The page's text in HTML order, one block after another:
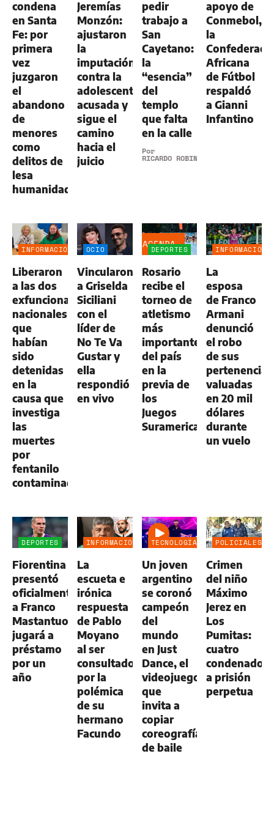
condena
en Santa
Fe: por
primera
vez
juzgaron
el
abandono
de
menores
como
delitos de
lesa
humanidad
Jeremías
Monzón:
ajustaron
la
imputación
contra la
adolescente
acusada y
sigue el
camino
hacia el
juicio
pedir
trabajo a
San
Cayetano:
la
“esencia”
del
templo
que falta
en la calle
Por
RICARDO ROBINS
apoyo de
Conmebol,
la
Africana
de Fútbol
respaldó
a Gianni
Infantino
INFORMACIÓN
Liberaron
a las dos
exfuncionarias
nacionales
que
habían
sido
detenidas
en la
causa que
investiga
las
muertes
por
fentanilo
contaminado
OCIO
Vincularon
a Griselda
Siciliani
con el
líder de
No Te Va
Gustar y
ella
respondió
en vivo
DEPORTES
AGENDA
Rosario
recibe el
torneo de
atletismo
más
importante
del país
en la
previa de
los
Juegos
Suramericanos
INFORMACIÓN
La
esposa
de Franco
Armani
denunció
el robo
de sus
pertenencias
valuadas
en 20 mil
dólares
durante
un vuelo
DEPORTES
Fiorentina
presentó
oficialmente
a Franco
Mastantuono:
jugará a
préstamo
por un
año
INFORMACIÓN
La
escueta e
irónica
respuesta
de Pablo
Moyano
al ser
consultado
por la
polémica
de su
hermano
Facundo
TECNOLOGÍA
Un joven
argentino
se coronó
campeón
del
mundo
en Just
Dance, el
videojuego
que
invita a
copiar
coreografías
de baile
POLICIALES
Crimen
del niño
Máximo
Jerez en
Los
Pumitas:
cuatro
condenados
a prisión
perpetua